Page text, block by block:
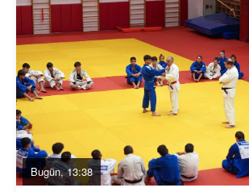
Bugün, 13:38